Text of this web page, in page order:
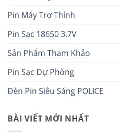
Pin Máy Trợ Thính
Pin Sạc 18650 3.7V
Sản Phẩm Tham Khảo
Pin Sạc Dự Phòng
Đèn Pin Siêu Sáng POLICE
BÀI VIẾT MỚI NHẤT